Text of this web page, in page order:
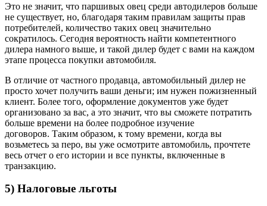
Это не значит, что паршивых овец среди автодилеров больше
не существует, но, благодаря таким правилам защиты прав
потребителей, количество таких овец значительно
сократилось. Сегодня вероятность найти компетентного
дилера намного выше, и такой дилер будет с вами на каждом
этапе процесса покупки автомобиля.
В отличие от частного продавца, автомобильный дилер не
просто хочет получить ваши деньги; им нужен пожизненный
клиент. Более того, оформление документов уже будет
организовано за вас, а это значит, что вы сможете потратить
больше времени на более подробное изучение
договоров. Таким образом, к тому времени, когда вы
возьметесь за перо, вы уже осмотрите автомобиль, прочтете
весь отчет о его истории и все пункты, включенные в
транзакцию.
5) Налоговые льготы